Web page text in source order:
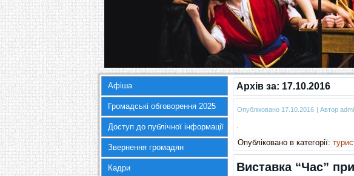
Афіша
Громадські обговорення 2025
Доступ до публічної інформації
Звернення громадян
Кадри
Архів за: 17.10.2016
Опубліковано 17.10.2016 | Автор
.
Опубліковано в категорії:
Виставка “Час”